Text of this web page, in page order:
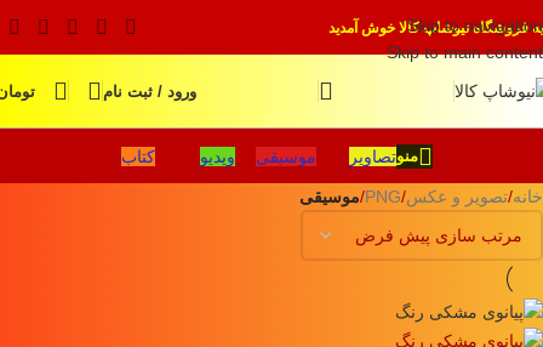
Skip to navigation
Skip to main content
به فروشگاه نیوشاپ کالا خوش آمدید
ورود / ثبت نام
منوتصاویر موسیقی ویدیو کتاب
خانه/تصویر و عکس/
PNG
/موسیقی